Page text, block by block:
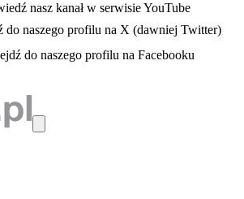
otwiera się w nowej karcie
nasz kanał w serwisie YouTube
nowej karcie
do naszego profilu na X (dawniej Twitter)
- otwiera się w nowej karcie
do naszego profilu na Facebooku